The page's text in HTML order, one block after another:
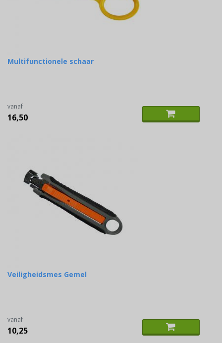
Multifunctionele schaar
vanaf
16,50
Veiligheidsmes Gemel
vanaf
10,25